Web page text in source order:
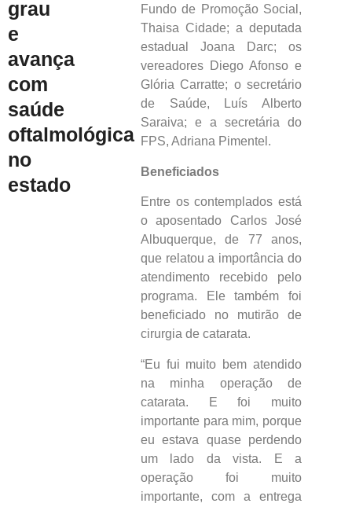
grau
e
avança
com
saúde
oftalmológica
no
estado
Fundo de Promoção Social,
Thaisa Cidade; a deputada
estadual Joana Darc; os
vereadores Diego Afonso e
Glória Carratte; o secretário
de Saúde, Luís Alberto
Saraiva; e a secretária do
FPS, Adriana Pimentel.
Beneficiados
Entre os contemplados está
o aposentado Carlos José
Albuquerque, de 77 anos,
que relatou a importância do
atendimento recebido pelo
programa. Ele também foi
beneficiado no mutirão de
cirurgia de catarata.
“Eu fui muito bem atendido
na minha operação de
catarata. E foi muito
importante para mim, porque
eu estava quase perdendo
um lado da vista. E a
operação foi muito
importante, com a entrega